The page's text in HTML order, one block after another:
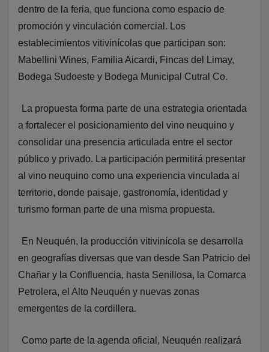
dentro de la feria, que funciona como espacio de
promoción y vinculación comercial. Los
establecimientos vitivinícolas que participan son:
Mabellini Wines, Familia Aicardi, Fincas del Limay,
Bodega Sudoeste y Bodega Municipal Cutral Co.
La propuesta forma parte de una estrategia orientada
a fortalecer el posicionamiento del vino neuquino y
consolidar una presencia articulada entre el sector
público y privado. La participación permitirá presentar
al vino neuquino como una experiencia vinculada al
territorio, donde paisaje, gastronomía, identidad y
turismo forman parte de una misma propuesta.
En Neuquén, la producción vitivinícola se desarrolla
en geografías diversas que van desde San Patricio del
Chañar y la Confluencia, hasta Senillosa, la Comarca
Petrolera, el Alto Neuquén y nuevas zonas
emergentes de la cordillera.
Como parte de la agenda oficial, Neuquén realizará